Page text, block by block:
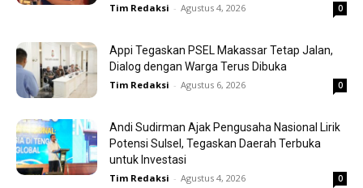
Tim Redaksi - Agustus 4, 2026 0
Appi Tegaskan PSEL Makassar Tetap Jalan,
Dialog dengan Warga Terus Dibuka
Tim Redaksi - Agustus 6, 2026 0
Andi Sudirman Ajak Pengusaha Nasional Lirik
Potensi Sulsel, Tegaskan Daerah Terbuka
untuk Investasi
Tim Redaksi - Agustus 4, 2026 0